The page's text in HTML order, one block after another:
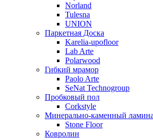
Norland
Tulesna
UNION
Паркетная Доска
Karelia-upofloor
Lab Arte
Polarwood
Гибкий мрамор
Paolo Arte
SeNat Technogroup
Пробковый пол
Corkstyle
Минерально-каменный
Stone Floor
Ковролин